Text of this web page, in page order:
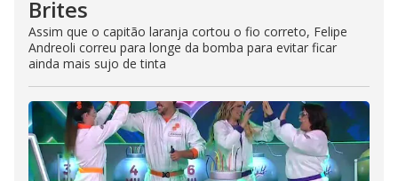
Brites
Assim que o capitão laranja cortou o fio correto, Felipe
Andreoli correu para longe da bomba para evitar ficar
ainda mais sujo de tinta